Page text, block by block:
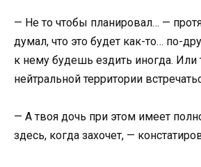
— Не то чтобы планировал… —
думал, что это будет как-то… по-
к нему будешь ездить иногда. Или
нейтральной территории
— А твоя дочь при этом имеет
здесь, когда захочет, —